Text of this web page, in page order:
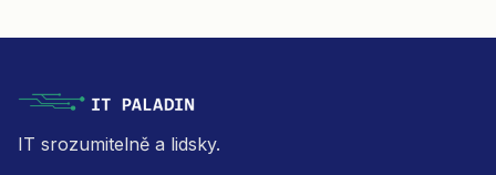
IT srozumitelně a lidsky.